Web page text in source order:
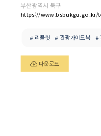
부산광역시 북구
https://www.bsbukgu.go.kr/
# 리플릿 # 관광가이드북 #
다운로드